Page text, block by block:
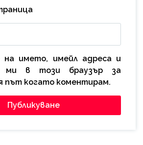
на името, имейл адреса и
ми в този браузър за
път когато коментирам.